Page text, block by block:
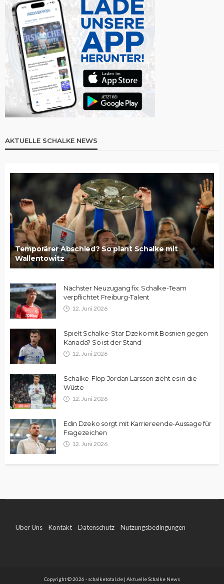
AKTUELLE SCHALKE NEWS
Temporärer Abschied? So plant Schalke mit
Wallentowitz
Nächster Neuzugang fix: Schalke-Team
verpflichtet Freiburg-Talent
12. Juni 2026
Spielt Schalke-Star Dzeko mit Bosnien gegen
Kanada? So ist der Stand
12. Juni 2026
Schalke-Flop Jordan Larsson zieht es in die
Wüste
12. Juni 2026
Edin Dzeko sorgt mit Karriereende-Aussage für
Fragezeichen
12. Juni 2026
Über Uns Kontakt Datenschutz Nutzungsbedingungen
Copyright © 2026 - schalketotal.de | Aktuelle Schalke News